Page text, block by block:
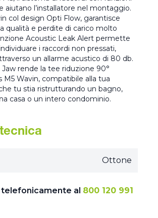
aiutano l’installatore nel montaggio.
col design Opti Flow, garantisce
qualità e perdite di carico molto
Acoustic Leak Alert permette
i raccordi non pressati,
un allarme acustico di 80 db.
rende la tee riduzione 90°
M5 Wavin, compatibile alla tua
tu stia ristrutturando un bagno,
casa o un intero condominio.
Ottone
telefonicamente al 800 120 991